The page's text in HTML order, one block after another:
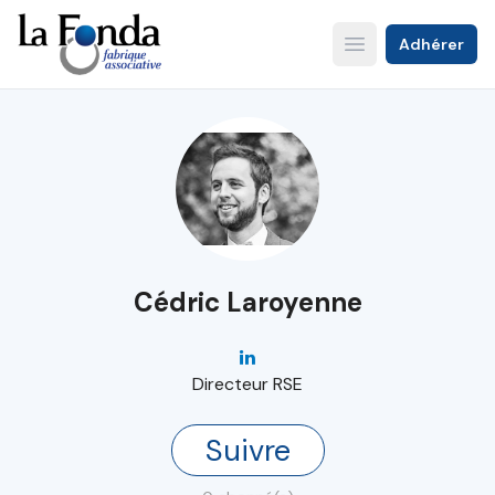
Aller
au
contenu
principal
Open main menu
Adhérer
Cédric Laroyenne
Directeur RSE
Suivre